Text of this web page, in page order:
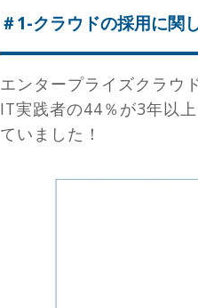
＃1-クラウドの採用に関
エンタープライズクラウ
IT実践者の44％が3年以
ていました！